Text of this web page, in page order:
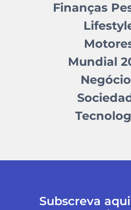
Finanças
Mundial
Subscreva